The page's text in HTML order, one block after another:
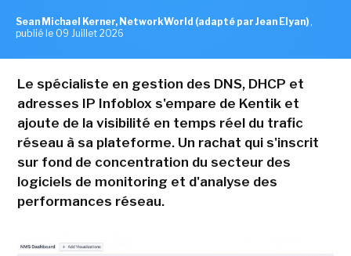
Sean Michael Kerner, NetworkWorld (adapté par Jean Elyan) ,
publié le 09 Juillet 2026
Le spécialiste en gestion des DNS, DHCP et
adresses IP Infoblox s'empare de Kentik et
ajoute de la visibilité en temps réel du trafic
réseau à sa plateforme. Un rachat qui s'inscrit
sur fond de concentration du secteur des
logiciels de monitoring et d'analyse des
performances réseau.